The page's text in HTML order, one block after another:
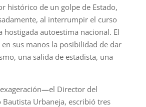
histórico de un golpe de Estado,
al interrumpir el curso
hostigada autoestima nacional. El
sus manos la posibilidad de dar
una salida de estadista, una
Director del
Bautista Urbaneja, escribió tres